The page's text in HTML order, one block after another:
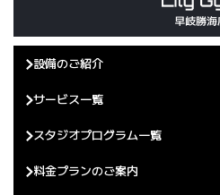
設備のご紹介
サービス一覧
スタジオプログラム一覧
料金プランのご案内